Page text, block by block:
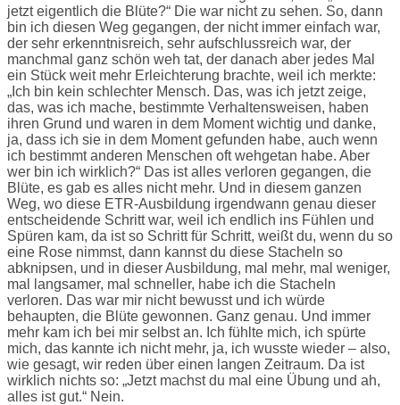
jetzt eigentlich die Blüte?“ Die war nicht zu sehen. So, dann
bin ich diesen Weg gegangen, der nicht immer einfach war,
der sehr erkenntnisreich, sehr aufschlussreich war, der
manchmal ganz schön weh tat, der danach aber jedes Mal
ein Stück weit mehr Erleichterung brachte, weil ich merkte:
„Ich bin kein schlechter Mensch. Das, was ich jetzt zeige,
das, was ich mache, bestimmte Verhaltensweisen, haben
ihren Grund und waren in dem Moment wichtig und danke,
ja, dass ich sie in dem Moment gefunden habe, auch wenn
ich bestimmt anderen Menschen oft wehgetan habe. Aber
wer bin ich wirklich?“ Das ist alles verloren gegangen, die
Blüte, es gab es alles nicht mehr. Und in diesem ganzen
Weg, wo diese ETR-Ausbildung irgendwann genau dieser
entscheidende Schritt war, weil ich endlich ins Fühlen und
Spüren kam, da ist so Schritt für Schritt, weißt du, wenn du so
eine Rose nimmst, dann kannst du diese Stacheln so
abknipsen, und in dieser Ausbildung, mal mehr, mal weniger,
mal langsamer, mal schneller, habe ich die Stacheln
verloren. Das war mir nicht bewusst und ich würde
behaupten, die Blüte gewonnen. Ganz genau. Und immer
mehr kam ich bei mir selbst an. Ich fühlte mich, ich spürte
mich, das kannte ich nicht mehr, ja, ich wusste wieder – also,
wie gesagt, wir reden über einen langen Zeitraum. Da ist
wirklich nichts so: „Jetzt machst du mal eine Übung und ah,
alles ist gut.“ Nein.